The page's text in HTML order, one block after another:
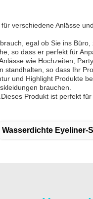
verschiedene Anlässe
egal ob Sie ins
so dass er perfekt für
wie Hochzeiten,
so dass Ihr
und Highlight Produkte
brauchen.
Produkt ist perfekt
Wasserdichte Eyeliner-